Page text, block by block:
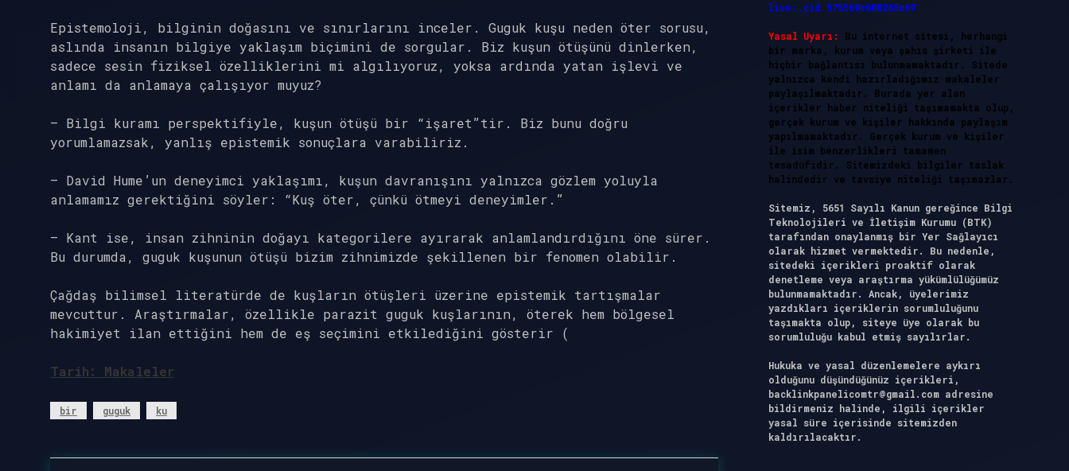
Epistemoloji, bilginin doğasını ve sınırlarını inceler. Guguk kuşu neden öter sorusu,
aslında insanın bilgiye yaklaşım biçimini de sorgular. Biz kuşun ötüşünü dinlerken,
sadece sesin fiziksel özelliklerini mi algılıyoruz, yoksa ardında yatan işlevi ve
anlamı da anlamaya çalışıyor muyuz?
– Bilgi kuramı perspektifiyle, kuşun ötüşü bir “işaret”tir. Biz bunu doğru
yorumlamazsak, yanlış epistemik sonuçlara varabiliriz.
– David Hume’un deneyimci yaklaşımı, kuşun davranışını yalnızca gözlem yoluyla
anlamamız gerektiğini söyler: “Kuş öter, çünkü ötmeyi deneyimler.”
– Kant ise, insan zihninin doğayı kategorilere ayırarak anlamlandırdığını öne sürer.
Bu durumda, guguk kuşunun ötüşü bizim zihnimizde şekillenen bir fenomen olabilir.
Çağdaş bilimsel literatürde de kuşların ötüşleri üzerine epistemik tartışmalar
mevcuttur. Araştırmalar, özellikle parazit guguk kuşlarının, öterek hem bölgesel
hakimiyet ilan ettiğini hem de eş seçimini etkilediğini gösterir (
Tarih: Makaleler
bir guguk ku
live:.cid.575569c608265c69
Yasal Uyarı:
Bu internet sitesi, herhangi
bir marka, kurum veya şahıs şirketi ile
hiçbir bağlantısı bulunmamaktadır. Sitede
yalnızca kendi hazırladığımız makaleler
paylaşılmaktadır. Burada yer alan
içerikler haber niteliği taşımamakta olup,
gerçek kurum ve kişiler hakkında paylaşım
yapılmamaktadır. Gerçek kurum ve kişiler
ile isim benzerlikleri tamamen
tesadüfidir. Sitemizdeki bilgiler taslak
halindedir ve tavsiye niteliği taşımazlar.
Sitemiz, 5651 Sayılı Kanun gereğince Bilgi
Teknolojileri ve İletişim Kurumu (BTK)
tarafından onaylanmış bir Yer Sağlayıcı
olarak hizmet vermektedir. Bu nedenle,
sitedeki içerikleri proaktif olarak
denetleme veya araştırma yükümlülüğümüz
bulunmamaktadır. Ancak, üyelerimiz
yazdıkları içeriklerin sorumluluğunu
taşımakta olup, siteye üye olarak bu
sorumluluğu kabul etmiş sayılırlar.
Hukuka ve yasal düzenlemelere aykırı
olduğunu düşündüğünüz içerikleri,
backlinkpanelicomtr@gmail.comadresine
bildirmeniz halinde, ilgili içerikler
yasal süre içerisinde sitemizden
kaldırılacaktır.